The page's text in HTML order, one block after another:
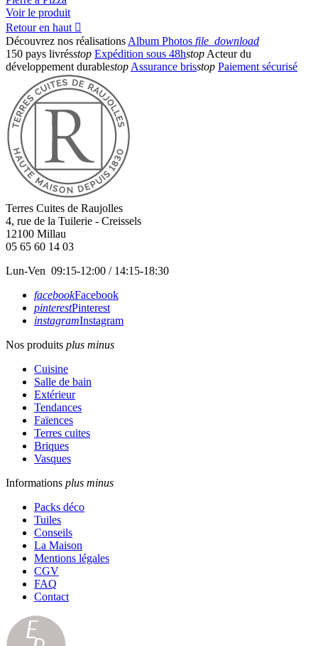
Voir le produit
Retour en haut 
Découvrez nos réalisations Album Photos file_download
150 pays livrésstop Expédition sous 48hstop Acteur du
développement durablestop Assurance brisstop Paiement sécurisé
Terres Cuites de Raujolles
4, rue de la Tuilerie - Creissels
12100 Millau
05 65 60 14 03
Lun-Ven 09:15-12:00 / 14:15-18:30
facebookFacebook
pinterestPinterest
instagramInstagram
Nos produits plus minus
Cuisine
Salle de bain
Extérieur
Tendances
Faïences
Terres cuites
Briques
Vasques
Informations plus minus
Packs déco
Tuiles
Conseils
La Maison
Mentions légales
CGV
FAQ
Contact